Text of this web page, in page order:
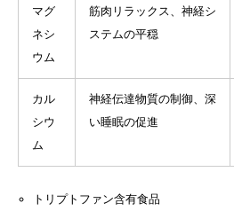
マグ
ネシ
ウム
筋肉リラックス、神経シ
ステムの平穏
カル
シウ
ム
神経伝達物質の制御、深
い睡眠の促進
トリプトファン含有食品